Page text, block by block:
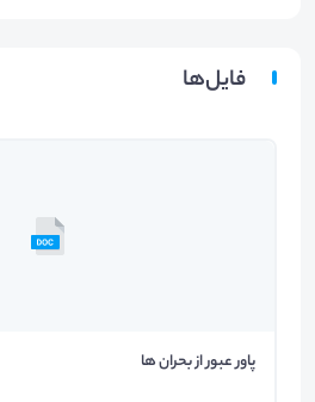
فایل‌ها
پاور عبور از بحران ها